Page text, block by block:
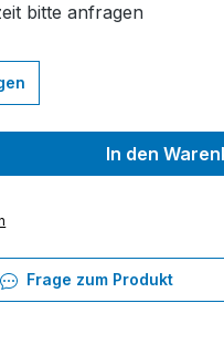
bitte anfragen
Gib denIn den
Frage zum Produkt